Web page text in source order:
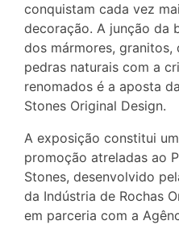
conquistam cada vez
decoração. A junção da
dos mármores,
pedras naturais com a
renomados é a aposta
Stones Original Design.
A exposição constitui
promoção atreladas ao
Stones, desenvolvido
da Indústria de Rochas
em parceria com a